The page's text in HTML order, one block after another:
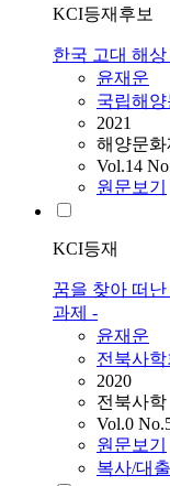
KCI등재후보
한국 고대 해
윤재운
국립해
2021
해양문화
Vol.14
원문보기
KCI등재
꿈을 찾아 떠
과제 -
윤재운
전북사학
2020
전북사학
Vol.0
원문보기
복사/대